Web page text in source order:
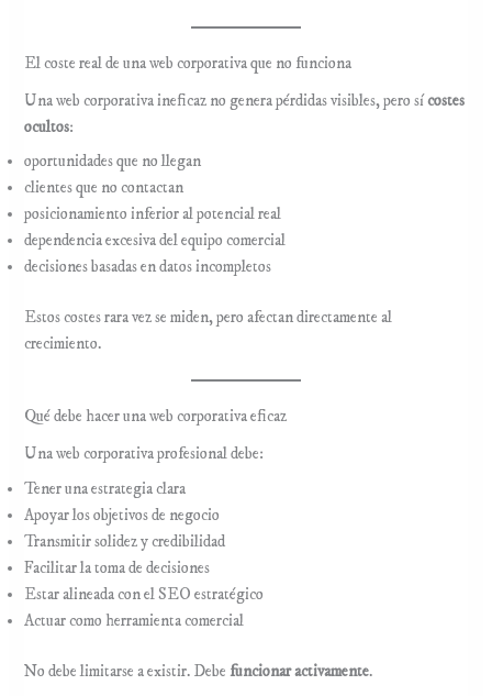
El coste real de una web corporativa que no funciona
Una web corporativa ineficaz no genera pérdidas visibles, pero sícostes
ocultos:
oportunidades que no llegan
clientes que no contactan
posicionamiento inferior al potencial real
dependencia excesiva del equipo comercial
decisiones basadas en datos incompletos
Estos costes rara vez se miden, pero afectan directamente al
crecimiento.
Qué debe hacer una web corporativa eficaz
Una web corporativa profesional debe:
Tener una estrategia clara
Apoyar los objetivos de negocio
Transmitir solidez y credibilidad
Facilitar la toma de decisiones
Estar alineada con el SEO estratégico
Actuar como herramienta comercial
No debe limitarse a existir. Debefuncionar activamente.